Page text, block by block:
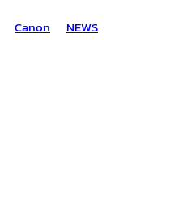
Canon
NEWS